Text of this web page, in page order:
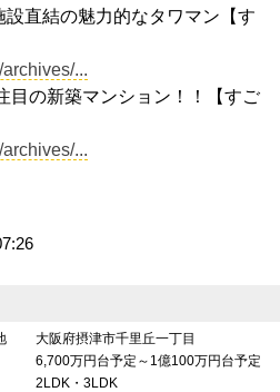
直結の魅力的なタワマン【す
...
目の新築マンション！！【すご
...
大阪府摂津市千里丘一丁目
6,700万円台予定～1億100万円台予定
2LDK・3LDK